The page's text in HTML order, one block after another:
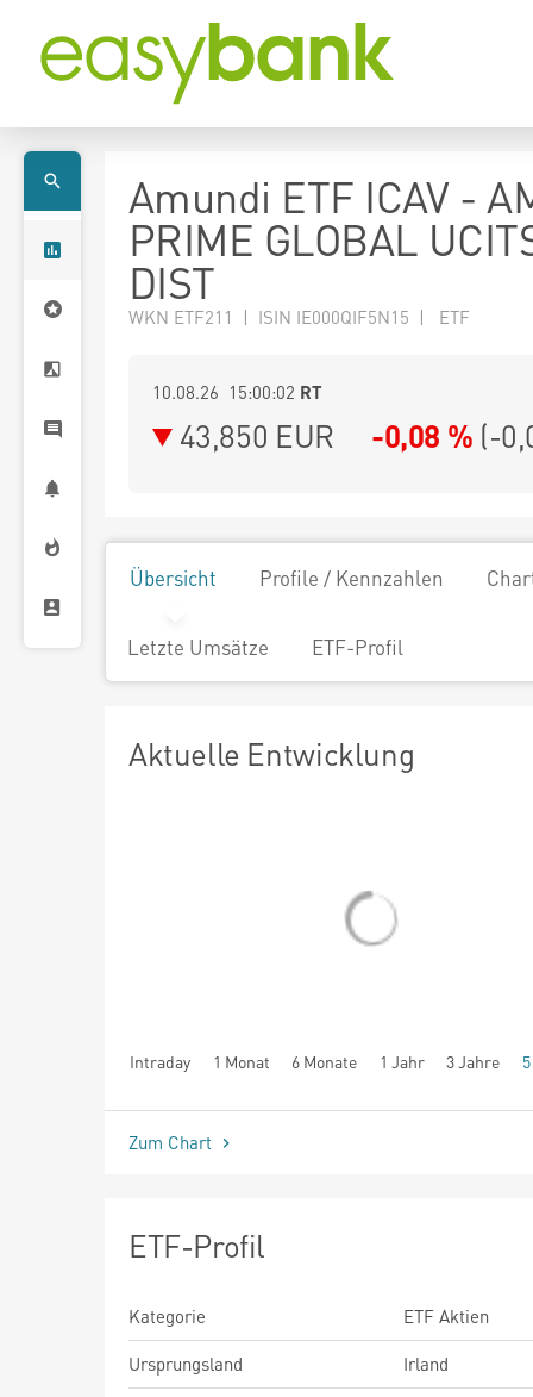
Amundi ETF ICAV -
PRIME GLOBAL
DIST
WKN ETF211 | ISIN IE000QIF5N15 | ETF
10.08.26 15:00:02 RT
43,850 EUR -0,08 % (-
Übersicht Profile / Kennzahlen
Letzte Umsätze ETF-Profil
Aktuelle Entwicklung
Intraday 1 Monat 6 Monate 1 Jahr 3 Jahre
seit Beginn
Zum Chart
ETF-Profil
Kategorie
ETF Aktien
Ursprungsland
Irland